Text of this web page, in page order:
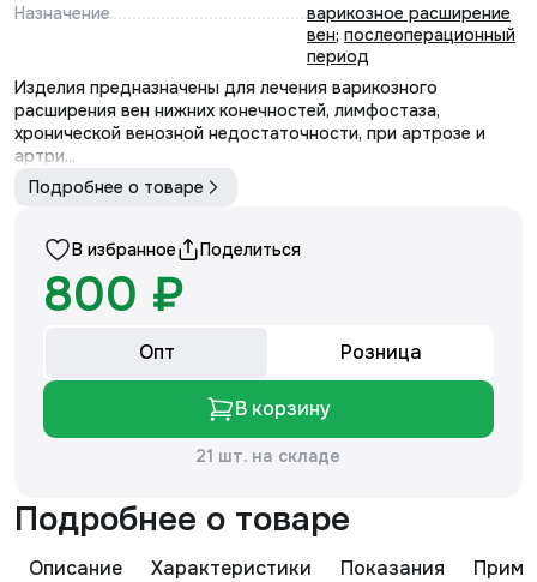
Назначение
варикозное расширение
вен; послеоперационный
период
Изделия предназначены для лечения варикозного
расширения вен нижних конечностей, лимфостаза,
хронической венозной недостаточности, при артрозе и
артри...
Подробнее о товаре
В избранное Поделиться
800 ₽
Опт Розница
В корзину
21 шт. на складе
Подробнее о товаре
Описание Характеристики Показания